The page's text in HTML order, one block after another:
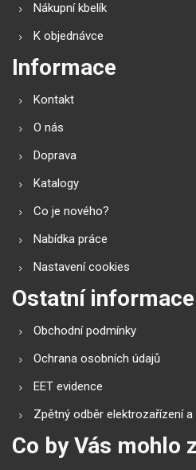
Nákupní kbelík
K objednávce
Informace
Kontakt
O nás
Doprava
Katalogy
Co je nového?
Nabídka práce
Nastavení cookies
Ostatní informace
Obchodní podmínky
Ochrana osobních údajů
EET evidence
Zpětný odběr elektrozařízení a
Co by Vás mohlo